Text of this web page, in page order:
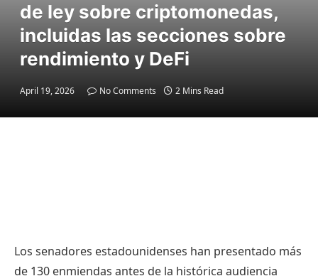
de ley sobre criptomonedas,
incluidas las secciones sobre
rendimiento y DeFi
April 19, 2026 No Comments 2 Mins Read
Los senadores estadounidenses han presentado más
de 130 enmiendas antes de la histórica audiencia